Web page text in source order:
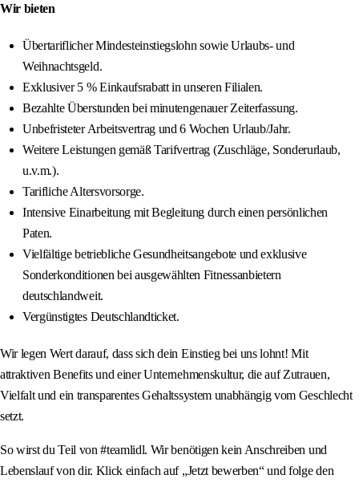
Wir bieten
Übertariflicher Mindesteinstiegslohn sowie Urlaubs- und
Weihnachtsgeld.
Exklusiver 5 % Einkaufsrabatt in unseren Filialen.
Bezahlte Überstunden bei minutengenauer Zeiterfassung.
Unbefristeter Arbeitsvertrag und 6 Wochen Urlaub/Jahr.
Weitere Leistungen gemäß Tarifvertrag (Zuschläge, Sonderurlaub,
u.v.m.).
Tarifliche Altersvorsorge.
Intensive Einarbeitung mit Begleitung durch einen persönlichen
Paten.
Vielfältige betriebliche Gesundheitsangebote und exklusive
Sonderkonditionen bei ausgewählten Fitnessanbietern
deutschlandweit.
Vergünstigtes Deutschlandticket.
Wir legen Wert darauf, dass sich dein Einstieg bei uns lohnt! Mit
attraktiven Benefits und einer Unternehmenskultur, die auf Zutrauen,
Vielfalt und ein transparentes Gehaltssystem unabhängig vom Geschlecht
setzt.
So wirst du Teil von #teamlidl. Wir benötigen kein Anschreiben und
Lebenslauf von dir. Klick einfach auf „Jetzt bewerben“ und folge den